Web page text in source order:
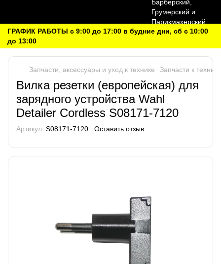
ГРАФИК РАБОТЫ с 9:00 до 17:00 в будние дни, сб с 10:00
до 13:00
Запчасти, аксессуары и уход к технике Запчасти к технике
Вилка резетки (европейская) для
зарядного устройства Wahl
Detailer Cordless S08171-7120
Артикул: S08171-7120 Оставить отзыв